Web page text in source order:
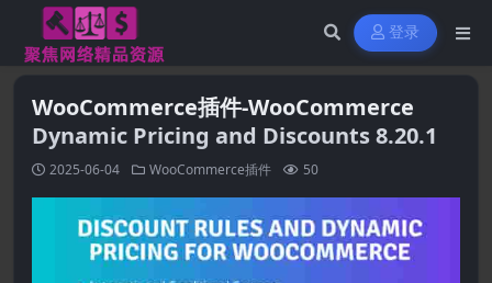
登录
WooCommerce插件-WooCommerce
Dynamic Pricing and Discounts 8.20.1
2025-06-04 WooCommerce插件 50